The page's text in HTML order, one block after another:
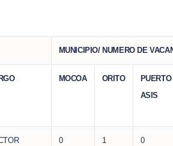
MUNICIPIO/ NUMERO DE
MOCOA ORITO
PUERTO
ASIS
0 1 0